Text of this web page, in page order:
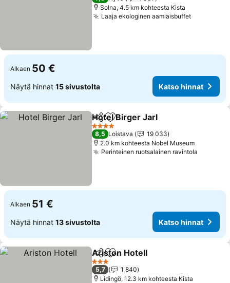
Solna, 4.5 km kohteesta Kista
Laaja ekologinen aamiaisbuffet
Alkaen 50 €
Näytä hinnat 15 sivustolta Katso hinnat
Jaa Lisää suosikkeihin
Hotel Birger Jarl
4 Tähtiluokitus
8,5 Loistava
19 033
2.0 km kohteesta Nobel Museum
Perinteinen ruotsalainen ravintola
Alkaen 51 €
Näytä hinnat 13 sivustolta Katso hinnat
Jaa Lisää suosikkeihin
Ariston Hotell
3 Tähtiluokitus
5,7
1 840
Lidingö, 12.3 km kohteesta Kista